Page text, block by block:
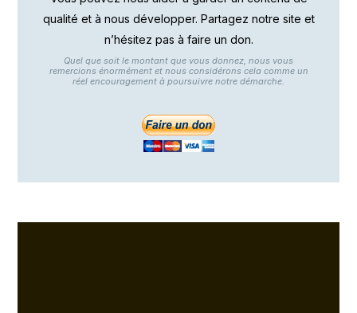
qualité et à nous développer. Partagez notre site et
n’hésitez pas à faire un don.
Quel que soit le montant que vous donnez, nous vous
remercions énormément et nous considérons cela comme un
réel encouragement à poursuivre notre démarche.